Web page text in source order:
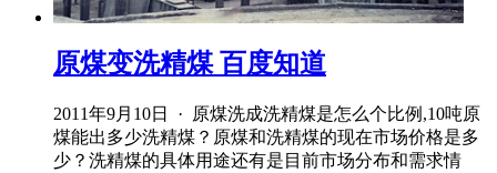
原煤变洗精煤 百度知道
2011年9月10日 · 原煤洗成洗精煤是怎么个比例,10吨原
煤能出多少洗精煤？原煤和洗精煤的现在市场价格是多
少？洗精煤的具体用途还有是目前市场分布和需求情